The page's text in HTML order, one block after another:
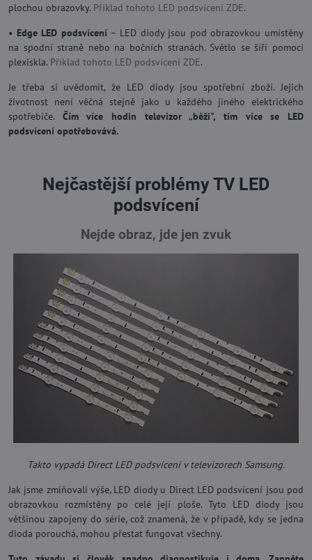
plochou obrazovky. Příklad tohoto LED podsvícení ZDE.
• Edge LED podsvícení– LED diody jsou pod obrazovkou umístěny
na spodní straně nebo na bočních stranách. Světlo se šíří pomocí
plexiskla. Příklad tohoto LED podsvícení ZDE.
Je třeba si uvědomit, že LED diody jsou spotřební zboží. Jejich
životnost není věčná stejně jako u každého jiného elektrického
spotřebiče. Čím více hodin televizor „běží", tím více se LED
podsvícení opotřebovává.
Nejčastější problémy TV LED
podsvícení
Nejde obraz, jde jen zvuk
Takto vypadá Direct LED podsvícení v televizorech Samsung.
Jak jsme zmiňovali výše, LED diody u Direct LED podsvícení jsou pod
obrazovkou rozmístěny po celé její ploše. Tyto LED diody jsou
většinou zapojeny do série, což znamená, že v případě, kdy se jedna
dioda porouchá, mohou přestat fungovat všechny.